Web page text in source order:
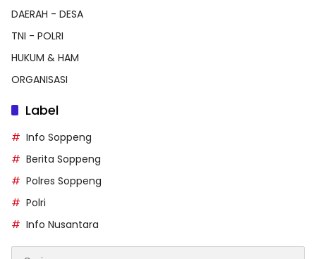
DAERAH - DESA
TNI - POLRI
HUKUM & HAM
ORGANISASI
Label
Info Soppeng
Berita Soppeng
Polres Soppeng
Polri
Info Nusantara